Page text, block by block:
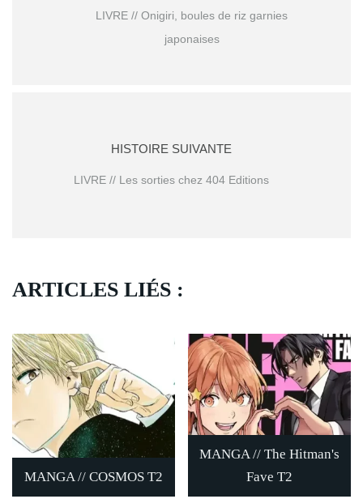
LIVRE // Onigiri, boules de riz garnies
japonaises
HISTOIRE SUIVANTE
LIVRE // Les sorties chez 404 Editions
ARTICLES LIÉS :
MANGA // COSMOS T2
MANGA // The Hitman's
Fave T2